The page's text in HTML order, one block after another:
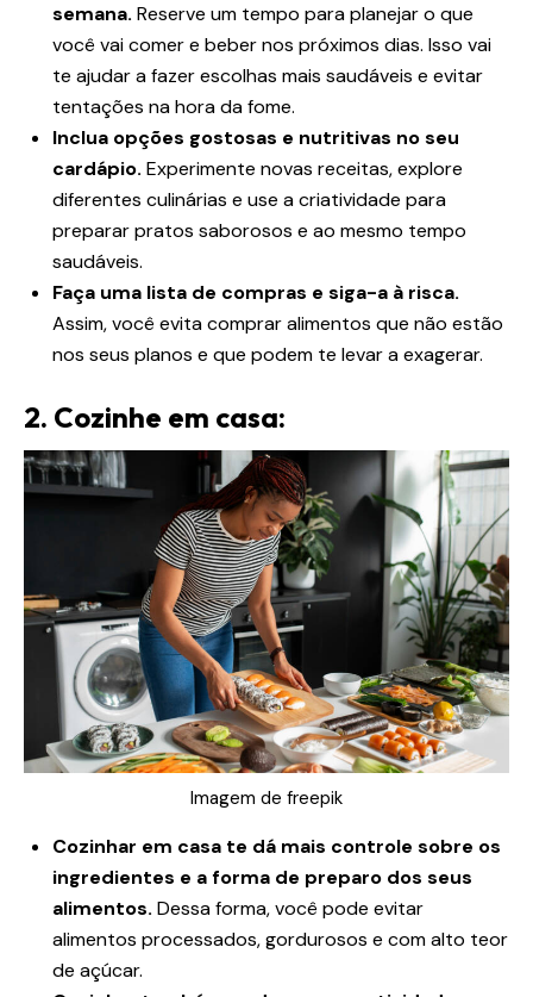
semana. Reserve um tempo para planejar o que
você vai comer e beber nos próximos dias. Isso vai
te ajudar a fazer escolhas mais saudáveis e evitar
tentações na hora da fome.
Inclua opções gostosas e nutritivas no seu
cardápio. Experimente novas receitas, explore
diferentes culinárias e use a criatividade para
preparar pratos saborosos e ao mesmo tempo
saudáveis.
Faça uma lista de compras e siga-a à risca.
Assim, você evita comprar alimentos que não estão
nos seus planos e que podem te levar a exagerar.
2. Cozinhe em casa:
Imagem de freepik
Cozinhar em casa te dá mais controle sobre os
ingredientes e a forma de preparo dos seus
alimentos. Dessa forma, você pode evitar
alimentos processados, gordurosos e com alto teor
de açúcar.